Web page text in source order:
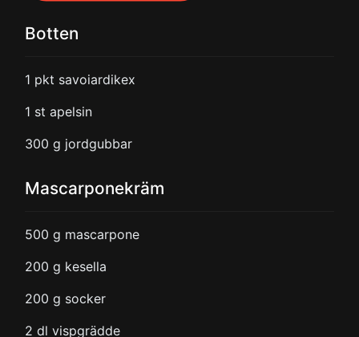
Botten
1 pkt savoiardikex
1 st apelsin
300 g jordgubbar
Mascarponekräm
500 g mascarpone
200 g kesella
200 g socker
2 dl vispgrädde